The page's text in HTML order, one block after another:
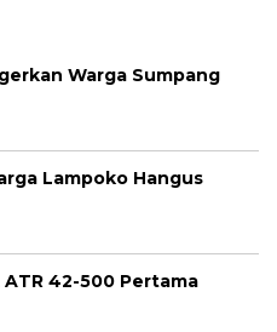
Warga Sumpang
Lampoko Hangus
42-500 Pertama